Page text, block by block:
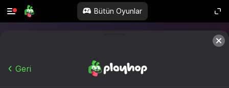
Bütün Oyunlar
Geri